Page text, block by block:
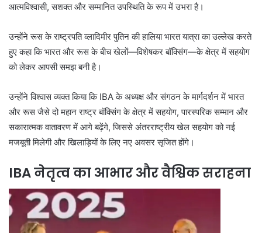
आत्मविश्वासी, सशक्त और सम्मानित उपस्थिति के रूप में उभरा है।
उन्होंने रूस के राष्ट्रपति व्लादिमीर पुतिन की हालिया भारत यात्रा का उल्लेख करते
हुए कहा कि भारत और रूस के बीच खेलों—विशेषकर बॉक्सिंग—के क्षेत्र में सहयोग
को लेकर आपसी समझ बनी है।
उन्होंने विश्वास व्यक्त किया कि IBA के अध्यक्ष और संगठन के मार्गदर्शन में भारत
और रूस जैसे दो महान राष्ट्र बॉक्सिंग के क्षेत्र में सहयोग, पारस्परिक सम्मान और
सकारात्मक वातावरण में आगे बढ़ेंगे, जिससे अंतरराष्ट्रीय खेल सहयोग को नई
मजबूती मिलेगी और खिलाड़ियों के लिए नए अवसर सृजित होंगे।
IBA नेतृत्व का आभार और वैश्विक सराहना